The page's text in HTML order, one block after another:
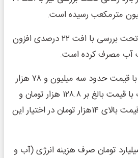
صبافولاد اما بازه زمانی تحت بررسی با افت ۲۲ درصدی افزون
هر مگاوات ساعت برق با قیمت حدود سه میلیون و ۷۸ هزار
تومان، هر مترمکعب آب با قیمت بالغ بر ۱۲۸.۸ هزار تومان و
هر مترمکعب گاز نیز با قیمت بالای ۱۴هزار تومان در اختیار این
بالغ بر ۲۳۱.۳ میلیارد تومان صرف هزینه انرژی (آب و